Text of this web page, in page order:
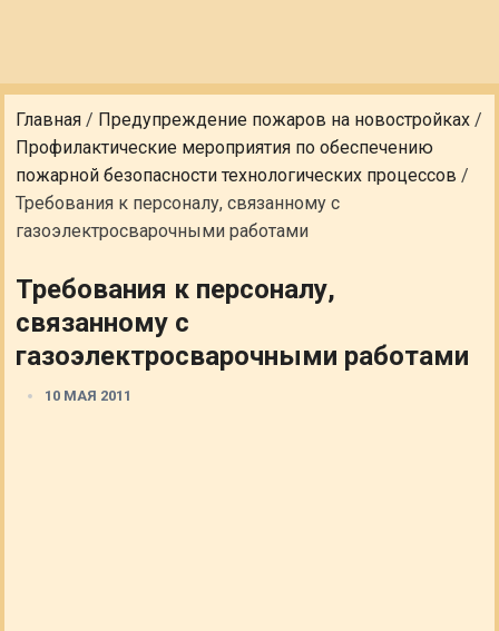
Главная / Предупреждение пожаров на новостройках /
Профилактические мероприятия по обеспечению
пожарной безопасности технологических процессов /
Требования к персоналу, связанному с
газоэлектросварочными работами
Требования к персоналу,
связанному с
газоэлектросварочными работами
10 МАЯ 2011